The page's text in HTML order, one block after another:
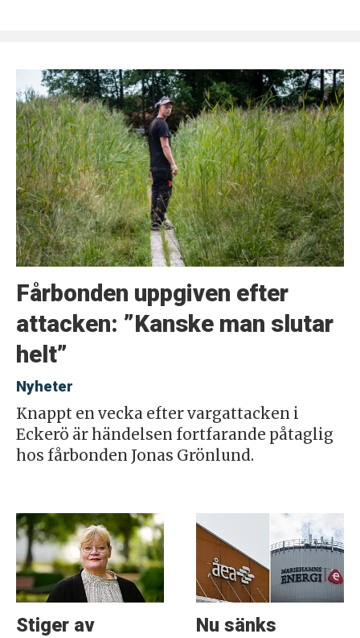
Fårbonden uppgiven efter
attacken: ”Kanske man slutar
helt”
Nyheter
Knappt en vecka efter vargattacken i
Eckerö är händelsen fortfarande påtaglig
hos fårbonden Jonas Grönlund.
Stiger av
Nu sänks